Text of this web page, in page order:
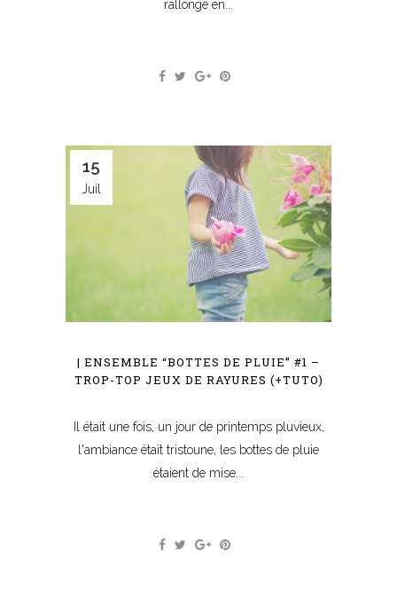
rallongé en...
15
Juil
| ENSEMBLE “BOTTES DE PLUIE” #1 –
TROP-TOP JEUX DE RAYURES (+TUTO)
Il était une fois, un jour de printemps pluvieux,
l'ambiance était tristoune, les bottes de pluie
étaient de mise...